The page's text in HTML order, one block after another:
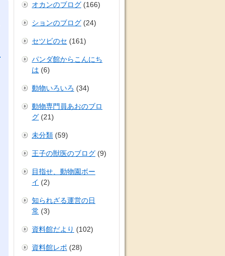
オカンのブログ (166)
ションのブログ (24)
セツビのセ (161)
パンダ館からこんにち
は (6)
動物いろいろ (34)
動物専門員あおのブロ
グ (21)
未分類 (59)
王子の獣医のブログ (9)
目指せ、動物園ボー
イ (2)
知られざる運営の日
常 (3)
資料館だより (102)
資料館レポ (28)